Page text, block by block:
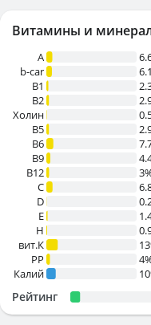
Витамины и
A
b-car
В1
B2
Холин
B5
B6
B9
B12
C
D
E
H
вит.К
PP
Калий
Рейтинг